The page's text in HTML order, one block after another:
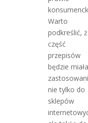
Warto
podkreślić,
część
przepisów
będzie miała
nie tylko do
sklepów